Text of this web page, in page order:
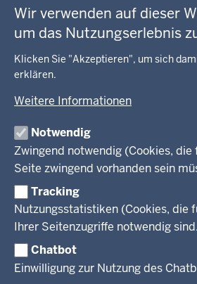
Wir verwenden auf dieser
um das Nutzungserlebnis
Klicken Sie "Akzeptieren", um sich
erklären.
Weitere Informationen
Notwendig
Zwingend notwendig (Cookies,
Seite zwingend vorhanden sein
Tracking
Nutzungsstatistiken (Cookies, die
Ihrer Seitenzugriffe notwendig
Chatbot
Einwilligung zur Nutzung des
Fußzeile
Gesundheit und Soziales
Kommunales, Planung, Bauen und Verkehr
Ordnung und Sicherheit
Schule und Bildung
Wirtschaft und Kultur
GEOBASIS NRW
Ausbildung und Karriere
Geodaten-Anwendungen
Neues
Produkte und Dienste
TIM-online
Webdienste
Amtsblatt
Behördenleitung
Leitbild
Personalvertretung
Regierungsbezirk
Reisekostenstelle
Veranstaltungen
Stellenangebote
Stellenangebote Schule
Praktikum
Referendariate
Bewerbung
Vormerkstelle NRW
PRESSE
Mediathek
Newsletter
Pressekontakt
Pressemitteilungen
Publikationen
VERFAHREN UND
Bekanntmachungen
Legionellen
Luftreinhaltepläne
Verfahrensübersichten
Überwachung umweltrelevanter Anlagen
Facebook
Instagram
LinkedIn
© 2026 Bezirksregierung Köln